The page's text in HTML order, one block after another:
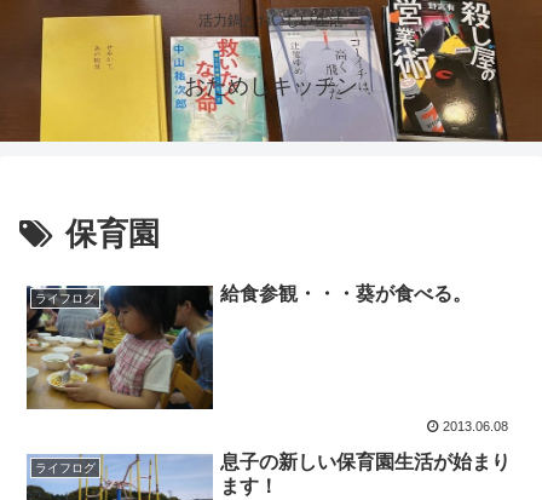
活力鍋とおいしい生活
おためしキッチン
保育園
ライフログ 給食参観・・・葵が食べる。
2013.06.08
ライフログ
息子の新しい保育園生活が始まり
ます！